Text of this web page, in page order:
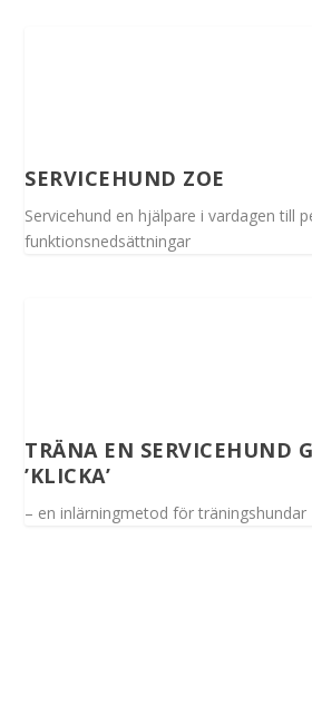
SERVICEHUND ZOE
Servicehund en hjälpare i vardagen till
funktionsnedsättningar
TRÄNA EN SERVICEHUND
’KLICKA’
– en inlärningmetod för träningshundar